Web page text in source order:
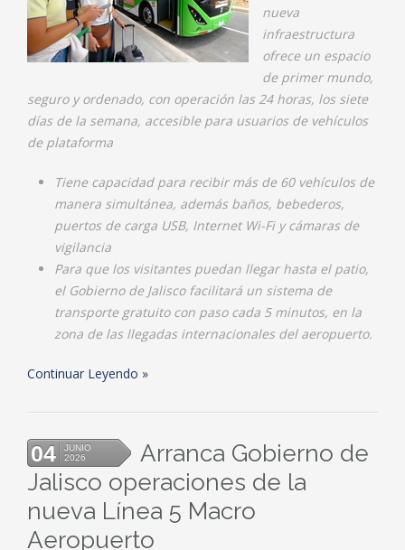
nueva
infraestructura
ofrece un espacio
de primer mundo,
seguro y ordenado, con operación las 24 horas, los siete
días de la semana, accesible para usuarios de vehículos
de plataforma
Tiene capacidad para recibir más de 60 vehículos de
manera simultánea, además baños, bebederos,
puertos de carga USB, Internet Wi-Fi y cámaras de
vigilancia
Para que los visitantes puedan llegar hasta el patio,
el Gobierno de Jalisco facilitará un sistema de
transporte gratuito con paso cada 5 minutos, en la
zona de las llegadas internacionales del aeropuerto.
Continuar Leyendo
04
JUNIO
2026
Arranca Gobierno de
Jalisco operaciones de la
nueva Línea 5 Macro
Aeropuerto